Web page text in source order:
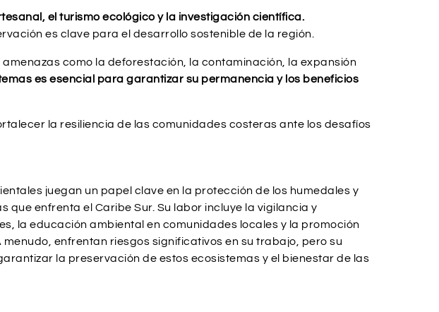
el turismo ecológico y la investigación científica.
es clave para el desarrollo sostenible de la región.
como la deforestación, la contaminación, la expansión
es esencial para garantizar su permanencia y los beneficios
la resiliencia de las comunidades costeras ante los desafíos
juegan un papel clave en la protección de los humedales y
que enfrenta el Caribe Sur. Su labor incluye la vigilancia y
la educación ambiental en comunidades locales y la promoción
enfrentan riesgos significativos en su trabajo, pero su
la preservación de estos ecosistemas y el bienestar de las